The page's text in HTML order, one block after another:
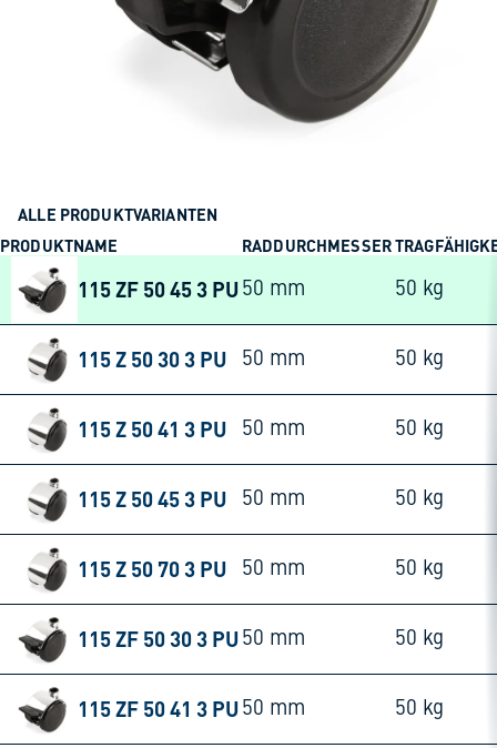
ALLE PRODUKTVARIANTEN
PRODUKTNAME
RADDURCHMESSER
115 ZF 50 45 3 PU 50 mm 50 kg
115 Z 50 30 3 PU 50 mm 50 kg
115 Z 50 41 3 PU 50 mm 50 kg
115 Z 50 45 3 PU 50 mm 50 kg
115 Z 50 70 3 PU 50 mm 50 kg
115 ZF 50 30 3 PU 50 mm 50 kg
115 ZF 50 41 3 PU 50 mm 50 kg